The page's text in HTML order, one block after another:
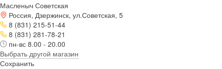
Масленыч Советская
Россия, Дзержинск, ул.Советская, 5
8 (831) 215-51-44
8 (831) 281-78-21
пн-вс 8.00 - 20.00
Выбрать другой магазин
Сохранить